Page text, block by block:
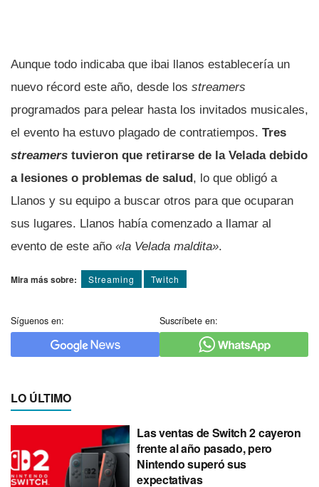
Aunque todo indicaba que ibai llanos establecería un
nuevo récord este año, desde los streamers
programados para pelear hasta los invitados musicales,
el evento ha estuvo plagado de contratiempos. Tres
streamers tuvieron que retirarse de la Velada debido
a lesiones o problemas de salud, lo que obligó a
Llanos y su equipo a buscar otros para que ocuparan
sus lugares. Llanos había comenzado a llamar al
evento de este año «la Velada maldita».
Mira más sobre: Streaming Twitch
Síguenos en: Suscríbete en:
LO ÚLTIMO
Las ventas de Switch 2 cayeron
frente al año pasado, pero
Nintendo superó sus
expectativas